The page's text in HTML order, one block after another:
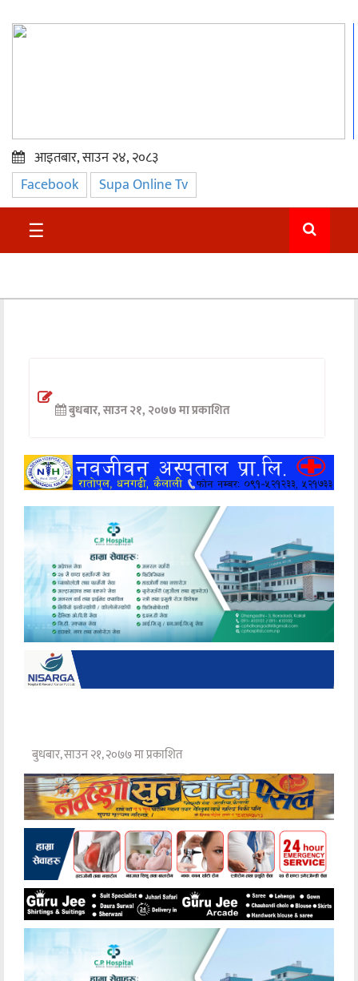
प्रमुख
समाचार
सुदुर
अन्तर्वार्ता
खेलकुद
मनोरञ्जन
अन्य
आइतबार, साउन २४, २०८३
Facebook Supa Online Tv
☰
बुधबार, साउन २१, २०७७ मा प्रकाशित
बुधबार, साउन २१, २०७७ मा प्रकाशित